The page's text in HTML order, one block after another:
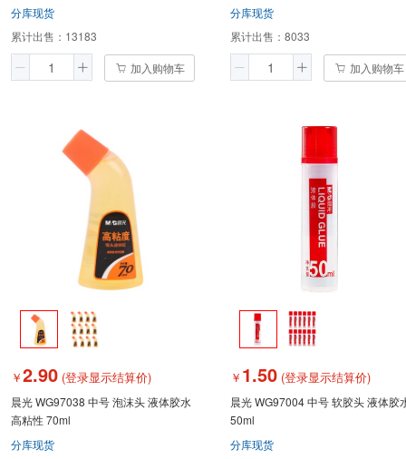
分库现货
累计出售： 13183
加入购物车
分库现货
累计出售： 8033
加入购物车
￥2.90 (登录显示结算价)
晨光 WG97038 中号 泡沫头 液体胶水
高粘性 70ml
分库现货
￥ 1.50 (登录显示结算价)
晨光 WG97004 中号 软胶头 液体胶
50ml
分库现货